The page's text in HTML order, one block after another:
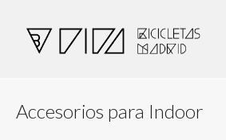
Accesorios para Indoor